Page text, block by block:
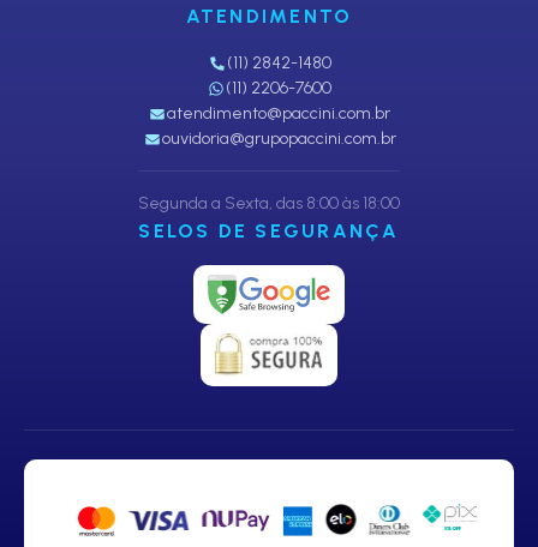
ATENDIMENTO
(11) 2842-1480
(11) 2206-7600
atendimento@paccini.com.br
ouvidoria@grupopaccini.com.br
Segunda a Sexta, das 8:00 às 18:00
SELOS DE SEGURANÇA